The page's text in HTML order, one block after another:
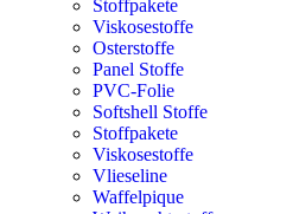
Stoffpakete
Viskosestoffe
Osterstoffe
Panel Stoffe
PVC-Folie
Softshell Stoffe
Stoffpakete
Viskosestoffe
Vlieseline
Waffelpique